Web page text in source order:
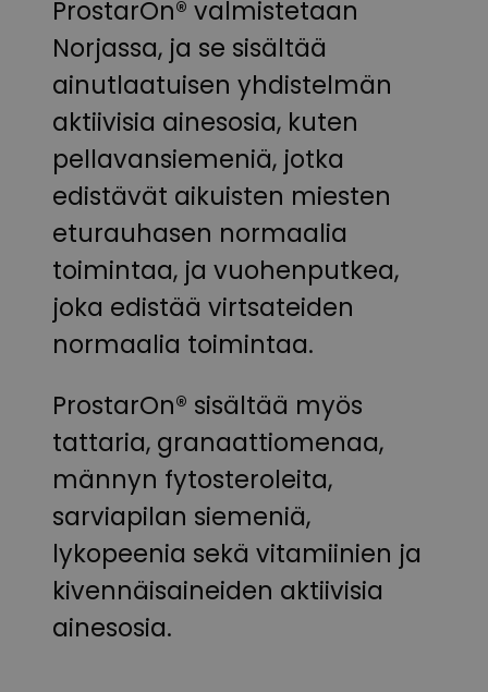
ProstarOn® valmistetaan
Norjassa, ja se sisältää
ainutlaatuisen yhdistelmän
aktiivisia ainesosia, kuten
pellavansiemeniä, jotka
edistävät aikuisten miesten
eturauhasen normaalia
toimintaa, ja vuohenputkea,
joka edistää virtsateiden
normaalia toimintaa.
ProstarOn® sisältää myös
tattaria, granaattiomenaa,
männyn fytosteroleita,
sarviapilan siemeniä,
lykopeenia sekä vitamiinien ja
kivennäisaineiden aktiivisia
ainesosia.